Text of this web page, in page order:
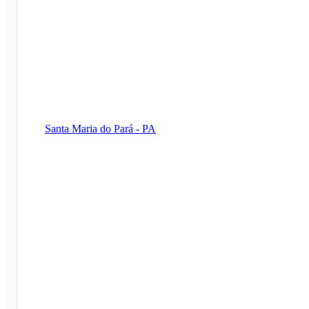
Santa Maria do Pará - PA